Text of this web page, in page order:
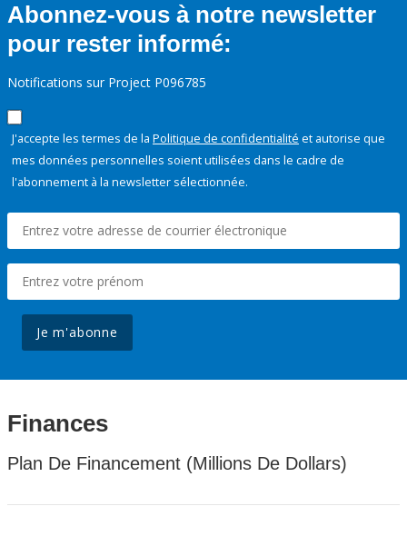
Abonnez-vous à notre newsletter
pour rester informé:
Notifications sur Project P096785
J'accepte les termes de la Politique de confidentialité et autorise que
mes données personnelles soient utilisées dans le cadre de
l'abonnement à la newsletter sélectionnée.
Je m'abonne
Finances
Plan De Financement (Millions De Dollars)